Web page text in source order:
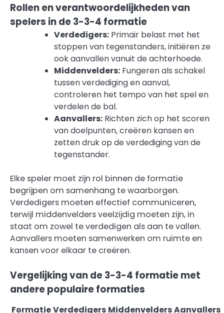
Rollen en verantwoordelijkheden van
spelers in de 3-3-4 formatie
Verdedigers: Primair belast met het
stoppen van tegenstanders, initiëren ze
ook aanvallen vanuit de achterhoede.
Middenvelders: Fungeren als schakel
tussen verdediging en aanval,
controleren het tempo van het spel en
verdelen de bal.
Aanvallers: Richten zich op het scoren
van doelpunten, creëren kansen en
zetten druk op de verdediging van de
tegenstander.
Elke speler moet zijn rol binnen de formatie
begrijpen om samenhang te waarborgen.
Verdedigers moeten effectief communiceren,
terwijl middenvelders veelzijdig moeten zijn, in
staat om zowel te verdedigen als aan te vallen.
Aanvallers moeten samenwerken om ruimte en
kansen voor elkaar te creëren.
Vergelijking van de 3-3-4 formatie met
andere populaire formaties
FormatieVerdedigers MiddenveldersAanvallers